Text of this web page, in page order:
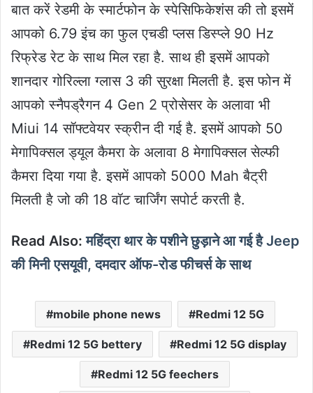
बात करें रेडमी के स्मार्टफोन के स्पेसिफिकेशंस की तो इसमें
आपको 6.79 इंच का फुल एचडी प्लस डिस्प्ले 90 Hz
रिफ्रेड रेट के साथ मिल रहा है. साथ ही इसमें आपको
शानदार गोरिल्ला ग्लास 3 की सुरक्षा मिलती है. इस फोन में
आपको स्नैपड्रैगन 4 Gen 2 प्रोसेसर के अलावा भी
Miui 14 सॉफ्टवेयर स्क्रीन दी गई है. इसमें आपको 50
मेगापिक्सल ड्यूल कैमरा के अलावा 8 मेगापिक्सल सेल्फी
कैमरा दिया गया है. इसमें आपको 5000 Mah बैट्री
मिलती है जो की 18 वॉट चार्जिंग सपोर्ट करती है.
Read Also:महिंद्रा थार के पशीने छुड़ाने आ गई है Jeep
की मिनी एसयूवी, दमदार ऑफ-रोड फीचर्स के साथ
mobile phone news Redmi 12 5G
Redmi 12 5G bettery Redmi 12 5G display
Redmi 12 5G feechers